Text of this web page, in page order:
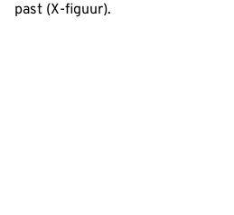
past (X-figuur).